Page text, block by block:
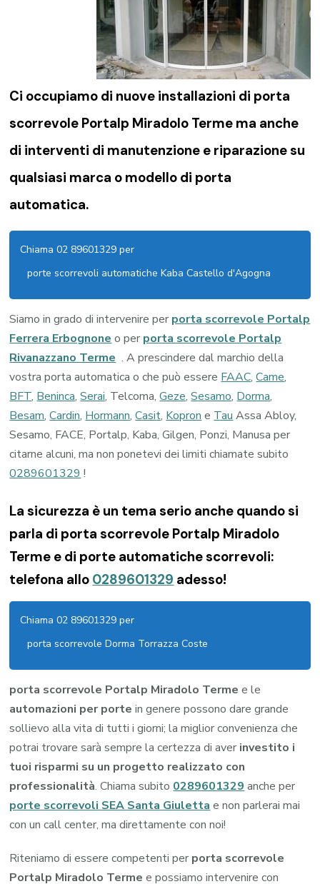
Ci occupiamo di nuove installazioni di porta
scorrevole Portalp Miradolo Terme ma anche
di interventi di manutenzione e riparazione su
qualsiasi marca o modello di porta
automatica.
Chiama 02 89601329 per
porte scorrevoli automatiche Kaba Castello d'Agogna
Siamo in grado di intervenire per porta scorrevole Portalp
Ferrera Erbognone o per porta scorrevole Portalp
Rivanazzano Terme . A prescindere dal marchio della
vostra porta automatica o che può essere FAAC,Came,
BFT, Beninca,Serai, Telcoma,Geze,Sesamo, Dorma,
Besam,Cardin, Hormann,Casit, Kopron e Tau Assa Abloy,
Sesamo, FACE, Portalp, Kaba, Gilgen, Ponzi, Manusa per
citarne alcuni, ma non ponetevi dei limiti chiamate subito
0289601329 !
La sicurezza è un tema serio anche quando si
parla di porta scorrevole Portalp Miradolo
Terme e di porte automatiche scorrevoli:
telefona allo 0289601329 adesso!
Chiama 02 89601329 per
porta scorrevole Dorma Torrazza Coste
porta scorrevole Portalp Miradolo Termee le
automazioni per portein genere possono dare grande
sollievo alla vita di tutti i giorni; la miglior convenienza che
potrai trovare sarà sempre la certezza di aver investito i
tuoi risparmi su un progetto realizzato con
professionalità. Chiama subito0289601329anche per
porte scorrevoli SEA Santa Giulettae non parlerai mai
con un call center, ma direttamente con noi!
Riteniamo di essere competenti per porta scorrevole
Portalp Miradolo Terme e possiamo intervenire con